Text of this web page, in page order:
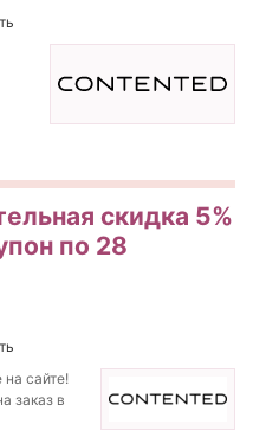
скидка 5%
по 28
на сайте!
заказ в